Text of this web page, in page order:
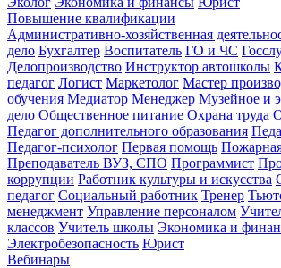
Повышение квалификации
Административно-хозяйственная
дело Бухгалтер Воспитатель ГО и ЧС
Делопроизводство Инструктор автошколы
педагог Логист Маркетолог Мастер
обучения Медиатор Менеджер Музейное и
дело Общественное питание Охрана труда
Педагог дополнительного образования
Педагог-психолог Первая помощь
Преподаватель ВУЗ, СПО Программист
коррупции Работник культуры и искусства
педагог Социальный работник Тренер
менеджмент Управление персоналом
классов Учитель школы Экономика и
Электробезопасность Юрист
Вебинары